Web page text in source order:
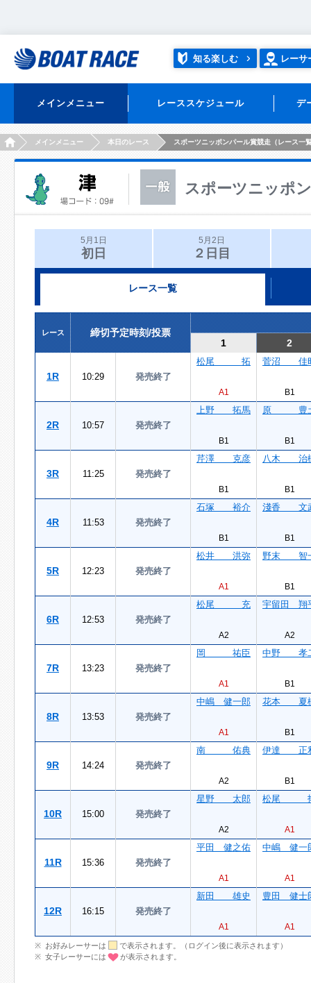
知る楽しむ レーサ
メインメニュー レーススケジュール デ
HOMEメインメニュー 本日のレース スポーツニッポンパール賞競走（レース一
スポーツニッポ
5月1日
初日
5月2日
２日目
レース一覧
レース
締切予定時刻/投票
1
2
1R 10:29 発売終了
松尾 拓
A1
菅沼 佳
B1
2R 10:57 発売終了
上野 拓馬
B1
原 豊
B1
3R 11:25 発売終了
芹澤 克彦
B1
八木 治
B1
4R 11:53 発売終了
石塚 裕介
B1
淺香 文
B1
5R 12:23 発売終了
松井 洪弥
A1
野末 智
B1
6R 12:53 発売終了
松尾 充
A2
宇留田 翔
A2
7R 13:23 発売終了
岡 祐臣
A1
中野 孝
B1
8R 13:53 発売終了
中嶋 健一郎
A1
花本 夏
B1
9R 14:24 発売終了
南 佑典
A2
伊達 正
B1
10R 15:00 発売終了
星野 太郎
A2
松尾
A1
11R 15:36 発売終了
平田 健之佑
A1
中嶋 健一
A1
12R 16:15 発売終了
新田 雄史
A1
豊田 健士
A1
お好みレーサーは
で表示されます。（ログイン後に表示されます）
女子レーサーには
が表示されます。